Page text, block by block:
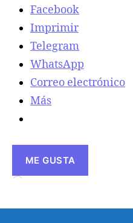
Facebook
Imprimir
Telegram
WhatsApp
Correo electrónico
Más
ME GUSTA